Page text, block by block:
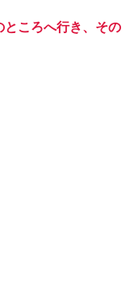
ところへ行き、その